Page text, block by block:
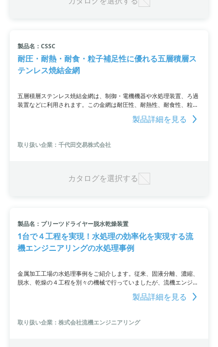
製品名：CSSC
耐圧・耐熱・耐食・粒子補足性に優れる五層積層ス
テンレス焼結金網
五層積層ステンレス焼結金網は、制御・電機機器や水処理装置、ろ過
装置などに利用されます。この金網は耐圧性、耐熱性、耐食性、粒子
補足性に優れており、コスト削減が実現可能です。あらゆる産業での
製品詳細を見る
取り扱い企業：千代田交易株式会社
カタログを選択する
製品名：プリーツドライヤー脱水乾燥装置
1台で４工程を実現！水処理の効率化を実現する流
機エンジニアリングの水処理事例
金属加工工場の水処理事例をご紹介します。従来、固液分離、濃縮、
脱水、乾燥の４工程を別々の機械で行っていましたが、流機エンジニ
アリングの技術により、これらの工程を1台に集約。高濃度レアメタ
ル含有水からレアメタルのみを濃度を下げずに高効率で回収すること
実現しました。
製品詳細を見る
取り扱い企業：株式会社流機エンジニアリング